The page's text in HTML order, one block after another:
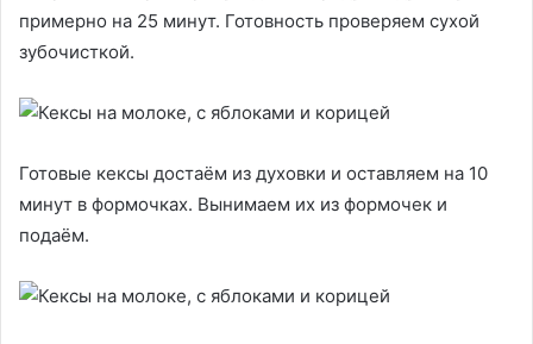
примерно на 25 минут. Готовность проверяем сухой
зубочисткой.
Готовые кексы достаём из духовки и оставляем на 10
минут в формочках. Вынимаем их из формочек и
подаём.